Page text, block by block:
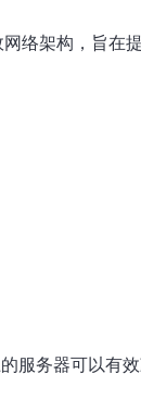
络架构，旨在
服务器可以有效